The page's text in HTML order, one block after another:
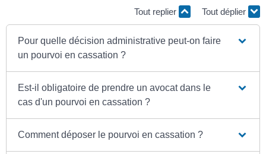
Tout replier Tout déplier
Pour quelle décision administrative peut-on faire
un pourvoi en cassation ?
Est-il obligatoire de prendre un avocat dans le
cas d'un pourvoi en cassation ?
Comment déposer le pourvoi en cassation ?